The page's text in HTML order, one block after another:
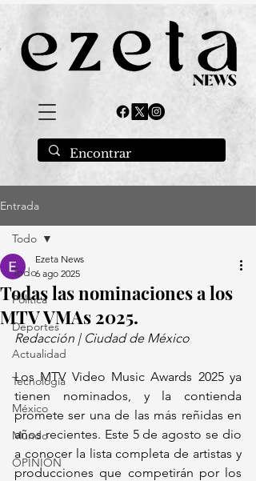
Entrada
Todo
Política
Deportes
Actualidad
Tecnología
México
Mundo
OPINIÓN
Todo
Todas las nominaciones a los
MTV VMAs 2025.
Ezeta News
6 ago 2025
Redacción | Ciudad de México
Los MTV Video Music Awards 2025 ya
tienen nominados, y la contienda
promete ser una de las más reñidas en
años recientes. Este 5 de agosto se dio
a conocer la lista completa de artistas y
producciones que competirán por los